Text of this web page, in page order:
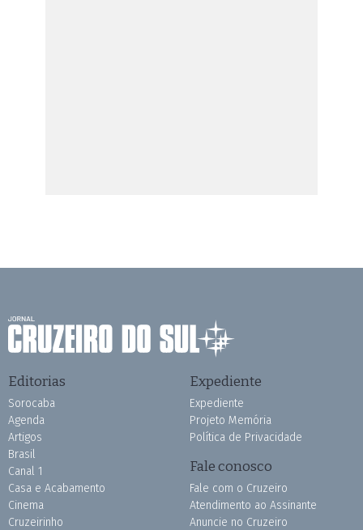
Editorias
Sorocaba
Agenda
Artigos
Brasil
Canal 1
Casa e Acabamento
Cinema
Cruzeirinho
Expediente
Expediente
Projeto Memória
Política de Privacidade
Fale conosco
Fale com o Cruzeiro
Atendimento ao Assinante
Anuncie no Cruzeiro